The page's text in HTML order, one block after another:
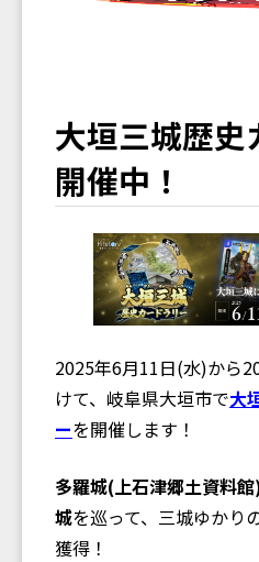
大垣三城歴史
開催中！
2025年6月11日(水)から
けて、岐阜県大垣市で大
ーを開催します！
多羅城(上石津郷土資料
城を巡って、三城ゆかり
獲得！